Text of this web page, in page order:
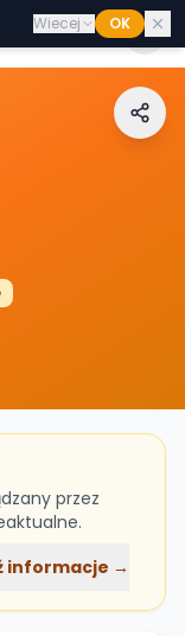
przez
informacje →
Wiecej OK